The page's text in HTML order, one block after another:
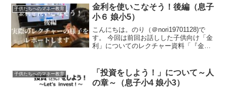
一人一人が将来持ち寄る金額をそれぞれ
で預貯金...
子供たちへのマネー教育
金利を使いこなそう！後編（息子
小６ 娘小5）
こんにちは。のり（＠nori19701128)で
す。 今回は前回お話しした子供向け「金
利」についてのレクチャー資料「『金利
を実施した際の様子をレポートします。
今回はレポ...
子供たちへのマネー教育
「投資をしよう！」について～人
の章～（息子小4 娘小3）